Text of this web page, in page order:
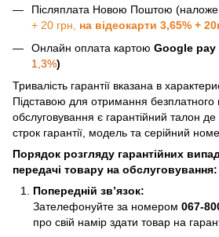
Післяплата Новою Поштою
+ 20 грн, на відеокарти 3,65% +
Онлайн оплата картою Google pay
1,3%)
Тривалість гарантії вказана в
Підставою для отримання безплатного
обслуговування є гарантійний талон де
строк гарантії, модель та серійний
Порядок розгляду гарантійних
передачі товару на обслуговування:
Попередній зв’язок:
Зателефонуйте за номером 067-
про свій намір здати товар на